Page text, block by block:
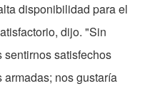
disponibilidad para el
dijo. "Sin
sentirnos satisfechos
nos gustaría